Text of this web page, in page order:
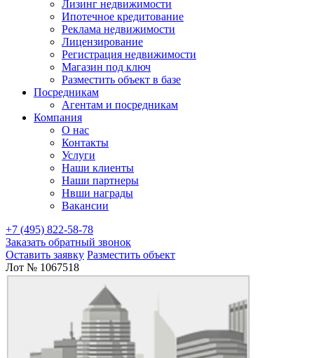
Лизинг недвижимости
Ипотечное кредитование
Реклама недвижимости
Лицензирование
Регистрация недвижимости
Магазин под ключ
Разместить объект в базе
Посредникам
Агентам и посредникам
Компания
О нас
Контакты
Услуги
Наши клиенты
Наши партнеры
Нвши награды
Вакансии
+7 (495) 822-58-78
Заказать обратный звонок
Оставить заявку Разместить объект
Лот № 1067518